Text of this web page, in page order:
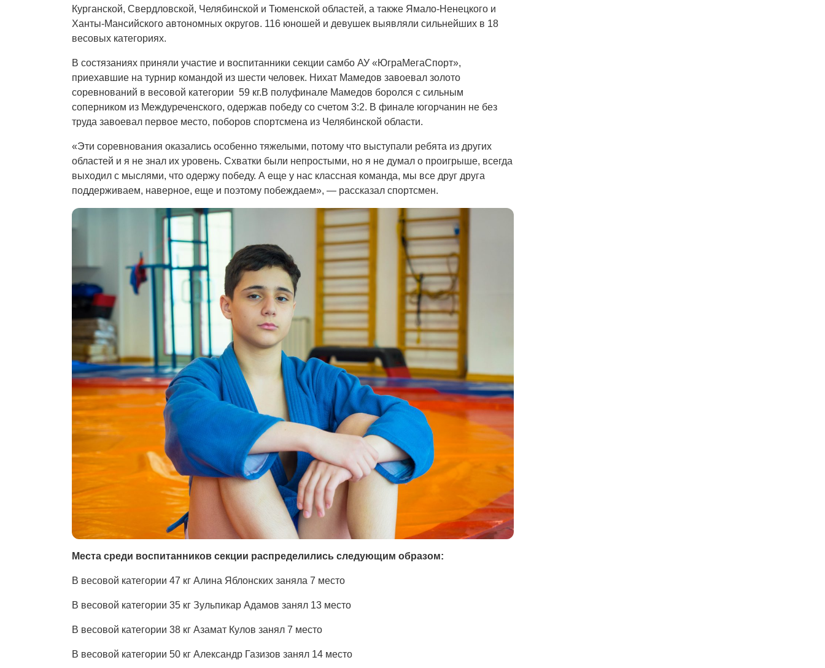
Курганской, Свердловской, Челябинской и Тюменской областей, а также Ямало-Ненецкого и
Ханты-Мансийского автономных округов. 116 юношей и девушек выявляли сильнейших в 18
весовых категориях.
В состязаниях приняли участие и воспитанники секции самбо АУ «ЮграМегаСпорт»,
приехавшие на турнир командой из шести человек. Нихат Мамедов завоевал золото
соревнований в весовой категории 59 кг.В полуфинале Мамедов боролся с сильным
соперником из Междуреченского, одержав победу со счетом 3:2. В финале югорчанин не без
труда завоевал первое место, поборов спортсмена из Челябинской области.
«Эти соревнования оказались особенно тяжелыми, потому что выступали ребята из других
областей и я не знал их уровень. Схватки были непростыми, но я не думал о проигрыше, всегда
выходил с мыслями, что одержу победу. А еще у нас классная команда, мы все друг друга
поддерживаем, наверное, еще и поэтому побеждаем», — рассказал спортсмен.
Места среди воспитанников секции распределились следующим образом:
В весовой категории 47 кг Алина Яблонских заняла 7 место
В весовой категории 35 кг Зульпикар Адамов занял 13 место
В весовой категории 38 кг Азамат Кулов занял 7 место
В весовой категории 50 кг Александр Газизов занял 14 место